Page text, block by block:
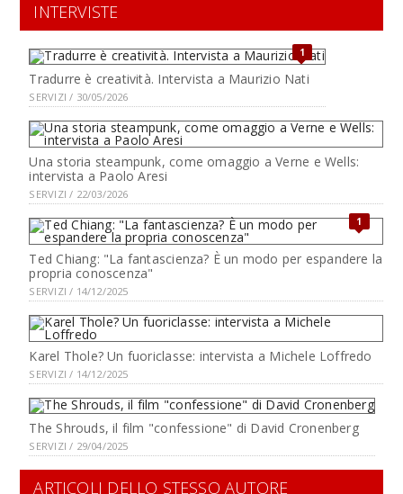
INTERVISTE
1
Tradurre è creatività. Intervista a Maurizio Nati
SERVIZI / 30/05/2026
Una storia steampunk, come omaggio a Verne e Wells:
intervista a Paolo Aresi
SERVIZI / 22/03/2026
1
Ted Chiang: "La fantascienza? È un modo per espandere la
propria conoscenza"
SERVIZI / 14/12/2025
Karel Thole? Un fuoriclasse: intervista a Michele Loffredo
SERVIZI / 14/12/2025
The Shrouds, il film "confessione" di David Cronenberg
SERVIZI / 29/04/2025
ARTICOLI DELLO STESSO AUTORE